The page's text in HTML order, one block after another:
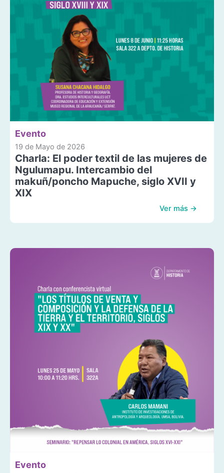
Evento
19 de Mayo de 2026
Charla: El poder textil de las mujeres de
Ngulumapu. Intercambio del
makuñ/poncho Mapuche, siglo XVII y
XIX
Ver más →
Evento